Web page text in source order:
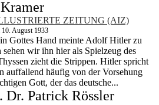
ZEITUNG (AIZ)
August 1933
Gottes Hand meinte Adolf Hitler zu
wir ihn hier als Spielzeug des
zieht die Strippen. Hitler spricht
auffallend häufig von der Vorsehung
Gott, der das deutsche...
Dr. Patrick Rössler